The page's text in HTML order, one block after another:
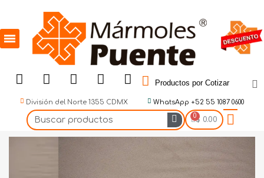
Productos por Cotizar
División del Norte 1355 CDMX WhatsApp +52 55 1087 0600
$ 0.00